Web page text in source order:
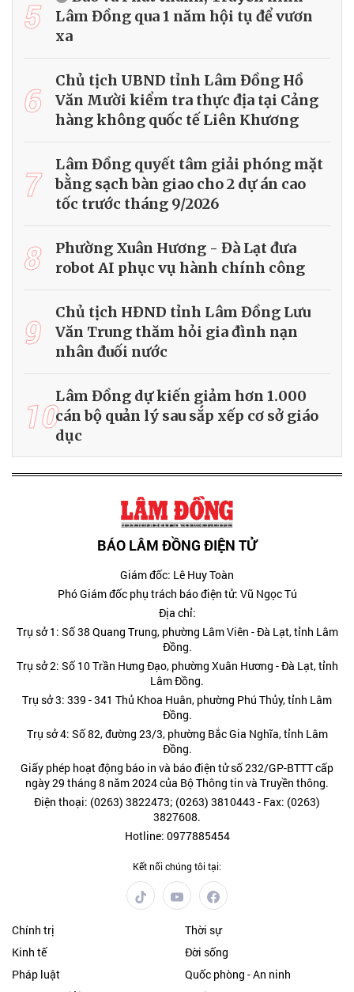
5
Lâm Đồng qua 1 năm hội tụ để vươn
xa
6
Chủ tịch UBND tỉnh Lâm Đồng Hồ
Văn Mười kiểm tra thực địa tại Cảng
hàng không quốc tế Liên Khương
7
Lâm Đồng quyết tâm giải phóng mặt
bằng sạch bàn giao cho 2 dự án cao
tốc trước tháng 9/2026
8
Phường Xuân Hương - Đà Lạt đưa
robot AI phục vụ hành chính công
9
Chủ tịch HĐND tỉnh Lâm Đồng Lưu
Văn Trung thăm hỏi gia đình nạn
nhân đuối nước
10Lâm Đồng dự kiến giảm hơn 1.000
cán bộ quản lý sau sắp xếp cơ sở giáo
dục
BÁO LÂM ĐỒNG ĐIỆN TỬ
Giám đốc: Lê Huy Toàn
Phó Giám đốc phụ trách báo điện tử: Vũ Ngọc Tú
Địa chỉ:
Trụ sở 1: Số 38 Quang Trung, phường Lâm Viên - Đà Lạt, tỉnh Lâm
Đồng.
Trụ sở 2: Số 10 Trần Hưng Đạo, phường Xuân Hương - Đà Lạt, tỉnh
Lâm Đồng.
Trụ sở 3: 339 - 341 Thủ Khoa Huân, phường Phú Thủy, tỉnh Lâm
Đồng.
Trụ sở 4: Số 82, đường 23/3, phường Bắc Gia Nghĩa, tỉnh Lâm
Đồng.
Giấy phép hoạt động báo in và báo điện tử số 232/GP-BTTT cấp
ngày 29 tháng 8 năm 2024 của Bộ Thông tin và Truyền thông.
Điện thoại: (0263) 3822473; (0263) 3810443 - Fax: (0263)
3827608.
Hotline: 0977885454
Kết nối chúng tôi tại:
Chính trị
Thời sự
Kinh tế
Đời sống
Pháp luật
Quốc phòng - An ninh